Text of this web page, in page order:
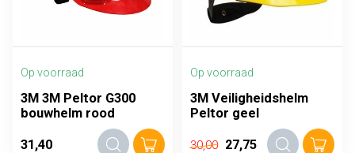
Op voorraad
3M 3M Peltor G300
bouwhelm rood
31,40
Op voorraad
3M Veiligheidshelm
Peltor geel
30,00 27,75